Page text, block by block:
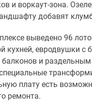
и воркаут-зона.
добавят
выведено 96
кухней, евродвушки с
и
плату есть
ремонта.